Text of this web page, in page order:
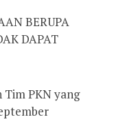
BERUPA
DAPAT
Tim PKN yang